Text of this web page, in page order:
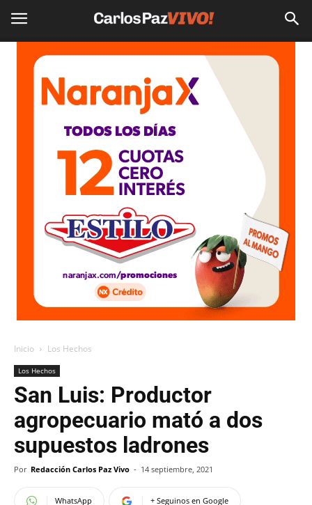
Inicio Los Hechos
Los Hechos
San Luis: Productor
agropecuario mató a dos
supuestos ladrones
Por Redacción Carlos Paz Vivo - 14 septiembre, 2021
WhatsApp + Seguinos en Google